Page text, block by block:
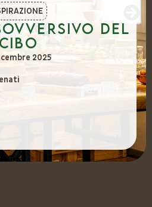
del
cibo
2025